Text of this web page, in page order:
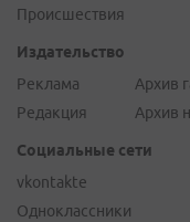
Происшествия
Издательство
Реклама
Редакция
Архив
Архив
Социальные сети
vkontakte
Одноклассники